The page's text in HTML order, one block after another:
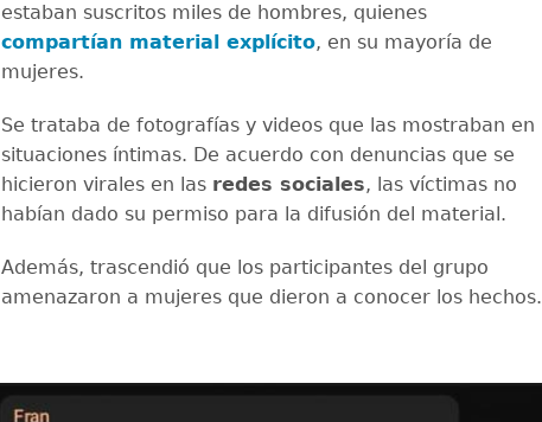
estaban suscritos miles de hombres, quienes
compartían material explícito, en su mayoría de
mujeres.
Se trataba de fotografías y videos que las mostraban en
situaciones íntimas. De acuerdo con denuncias que se
hicieron virales en las redes sociales, las víctimas no
habían dado su permiso para la difusión del material.
Además, trascendió que los participantes del grupo
amenazaron a mujeres que dieron a conocer los hechos.